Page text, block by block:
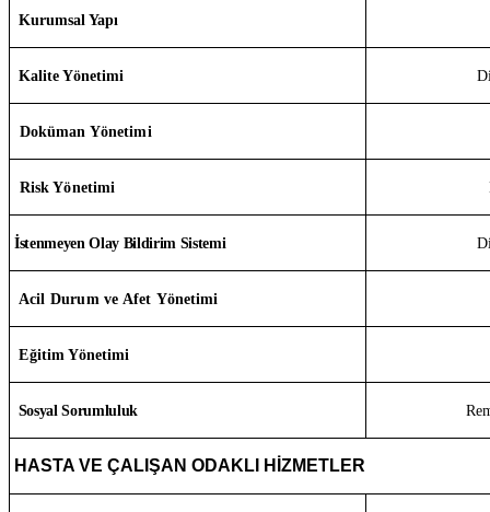
Kurumsal Yapı
Kalite Yönetimi
Doküman Yönetimi
Risk Yönetimi
İstenmeyen Olay Bildirim Sistemi
Acil Durum ve Afet Yönetimi
Eğitim Yönetimi
Sosyal Sorumluluk
HASTA VE ÇALIŞAN ODAKLI HİZMETLER